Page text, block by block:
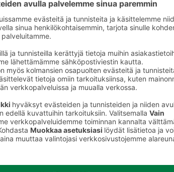
Halloumit, grillijuustot ja muut
erikoisjuustot